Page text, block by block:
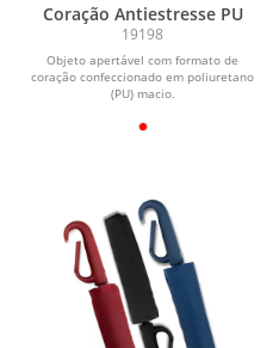
Coração Antiestresse PU
19198
Objeto apertável com formato de
coração confeccionado em poliuretano
(PU) macio.